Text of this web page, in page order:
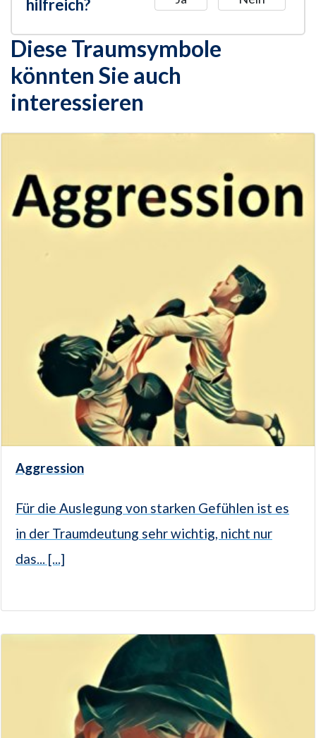
hilfreich?
Diese Traumsymbole
könnten Sie auch
interessieren
Aggression
Für die Auslegung von starken Gefühlen ist es
in der Traumdeutung sehr wichtig, nicht nur
das... [...]